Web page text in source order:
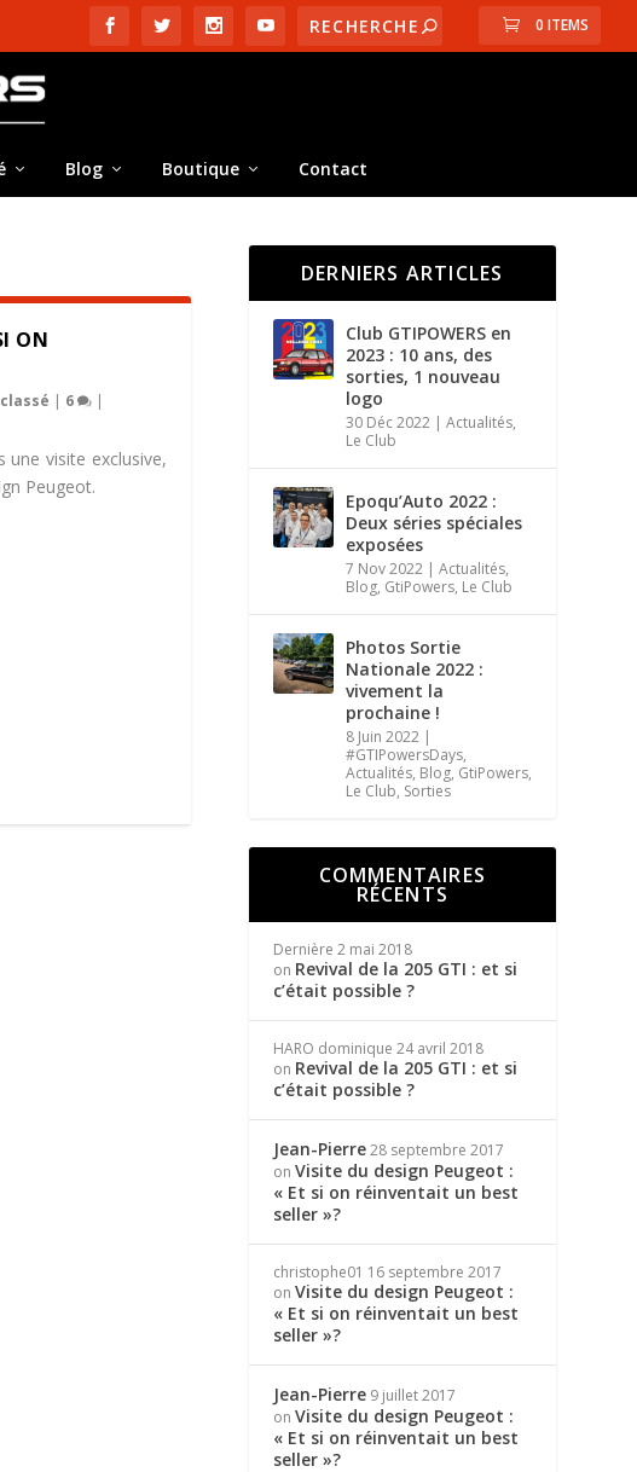
0 ITEMS
Blog Boutique Contact
ON
| 6 |
une visite exclusive,
Peugeot.
DERNIERS ARTICLES
Club GTIPOWERS en
2023 : 10 ans, des
sorties, 1 nouveau
logo
30 Déc 2022| Actualités,
Le Club
Epoqu’Auto 2022 :
Deux séries spéciales
exposées
7 Nov 2022| Actualités,
Blog, GtiPowers, Le Club
Photos Sortie
Nationale 2022 :
vivement la
prochaine !
8 Juin 2022|
#GTIPowersDays,
Actualités, Blog, GtiPowers,
Le Club, Sorties
COMMENTAIRES
RÉCENTS
Dernière 2 mai 2018
on Revival de la 205 GTI : et si
c’était possible ?
HARO dominique 24 avril 2018
on Revival de la 205 GTI : et si
c’était possible ?
Jean-Pierre28 septembre 2017
on Visite du design Peugeot :
« Et si on réinventait un best
seller »?
christophe01 16 septembre 2017
on Visite du design Peugeot :
« Et si on réinventait un best
seller »?
Jean-Pierre 9 juillet 2017
on Visite du design Peugeot :
« Et si on réinventait un best
seller »?